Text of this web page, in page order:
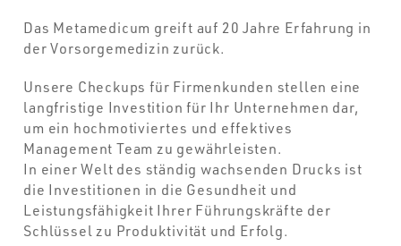
Das Metamedicum greift auf 20 Jahre Erfahrung in
der Vorsorgemedizin zurück.
Unsere Checkups für Firmenkunden stellen eine
langfristige Investition für Ihr Unternehmen dar,
um ein hochmotiviertes und effektives
Management Team zu gewährleisten.
In einer Welt des ständig wachsenden Drucks ist
die Investitionen in die Gesundheit und
Leistungsfähigkeit Ihrer Führungskräfte der
Schlüssel zu Produktivität und Erfolg.